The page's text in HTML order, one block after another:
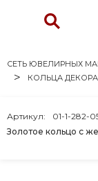
СЕТЬ ЮВЕЛИРНЫХ
КОЛЬЦА
Золотое кольцо с
Артикул: 01-1-282-